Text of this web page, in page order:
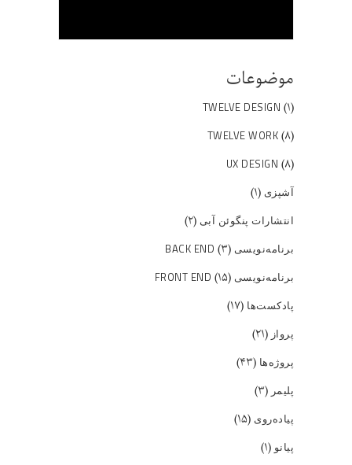
موضوعات
TWELVE DESIGN (۱)
TWELVE WORK (۸)
UX DESIGN (۸)
آشپزی (۱)
انتشارات پنگوئن آبی (۲)
برنامه‌نویسی BACK END (۳)
برنامه‌نویسی FRONT END (۱۵)
پادکست‌ها (۱۷)
پرواز (۲۱)
پروژه‌ها (۴۳)
پلیمر (۳)
پیاده‌روی (۱۵)
پیانو(۱)